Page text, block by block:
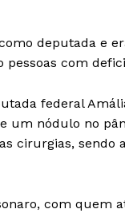
deputada e
pessoas com
federal
um nódulo no
cirurgias, sendo
com quem